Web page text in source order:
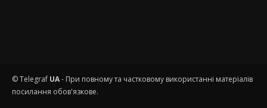
© Telegraf UA- При повному та частковому використанні матеріалів
посилання обов'язкове.